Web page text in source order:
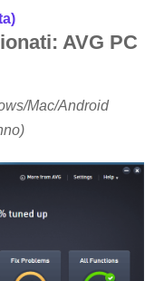
AVG PC
Mac/Android